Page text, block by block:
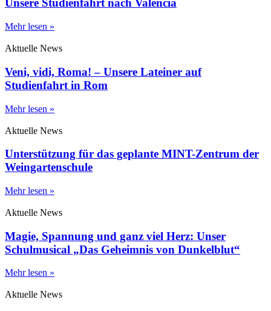
Unsere Studienfahrt nach Valencia
Mehr lesen »
Aktuelle News
Veni, vidi, Roma! – Unsere Lateiner auf
Studienfahrt in Rom
Mehr lesen »
Aktuelle News
Unterstützung für das geplante MINT-Zentrum der
Weingartenschule
Mehr lesen »
Aktuelle News
Magie, Spannung und ganz viel Herz: Unser
Schulmusical „Das Geheimnis von Dunkelblut“
Mehr lesen »
Aktuelle News